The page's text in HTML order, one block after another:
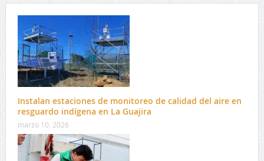
Instalan estaciones de monitoreo de calidad del aire en
resguardo indígena en La Guajira
marzo 10, 2026